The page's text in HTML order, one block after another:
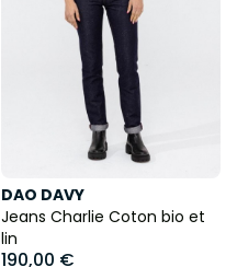
DAO DAVY
Jeans Charlie Coton bio et
lin
190,00 €